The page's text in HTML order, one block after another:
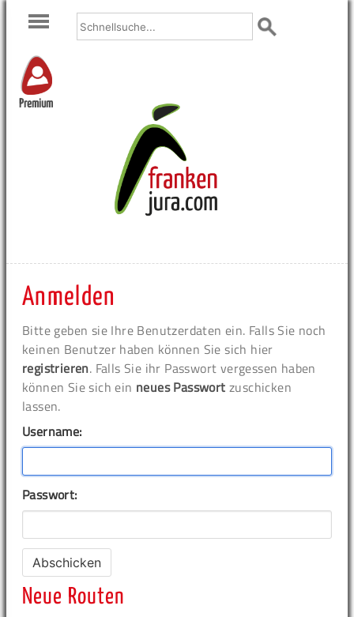
Premium
Anmelden
Bitte geben sie Ihre Benutzerdaten ein. Falls Sie noch
keinen Benutzer haben können Sie sich hier
registrieren. Falls Sie ihr Passwort vergessen haben
können Sie sich ein neues Passwort zuschicken
lassen.
Username:
Passwort:
Neue Routen